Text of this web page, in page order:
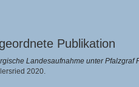
Publikation
Landesaufnahme unter Pfalzgraf
2020.